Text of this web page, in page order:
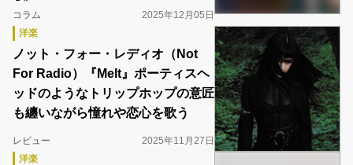
コラム
2025年12月05日
洋楽
ノット・フォー・レディオ（Not
For Radio）『Melt』ポーティスヘ
ッドのようなトリップホップの意匠
も纏いながら憧れや恋心を歌う
レビュー
2025年11月27日
洋楽